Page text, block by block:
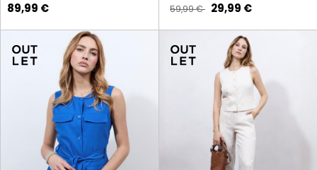
89,99 €
59,99 € 29,99 €